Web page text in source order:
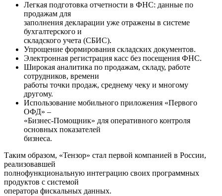
Легкая подготовка отчетности в ФНС: данные по
продажам для
заполнения декларации уже отражены в системе
бухгалтерского и
складского учета (СБИС).
Упрощение формирования складских документов.
Электронная регистрация касс без посещения ФНС.
Широкая аналитика по продажам, складу, работе
сотрудников, времени
работы точки продаж, среднему чеку и многому
другому.
Использование мобильного приложения «Первого
ОФД» –
«Бизнес-Помощник» для оперативного контроля
основных показателей
бизнеса.
Таким образом, «Тензор» стал первой компанией в России,
реализовавшей
полнофункциональную интеграцию своих программных
продуктов с системой
оператора фискальных данных.